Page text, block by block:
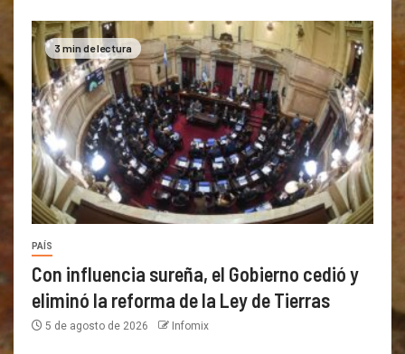
3 min de lectura
PAÍS
Con influencia sureña, el Gobierno cedió y
eliminó la reforma de la Ley de Tierras
5 de agosto de 2026 Infomix